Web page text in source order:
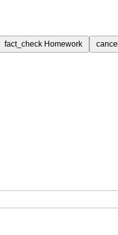
fact_check Homework cancel